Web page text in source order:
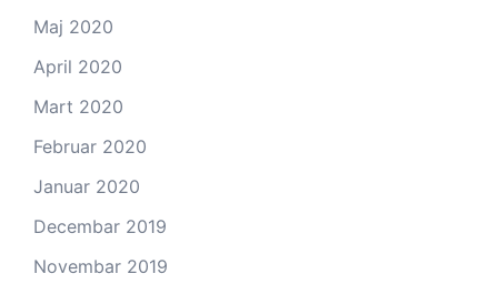
Maj 2020
April 2020
Mart 2020
Februar 2020
Januar 2020
Decembar 2019
Novembar 2019